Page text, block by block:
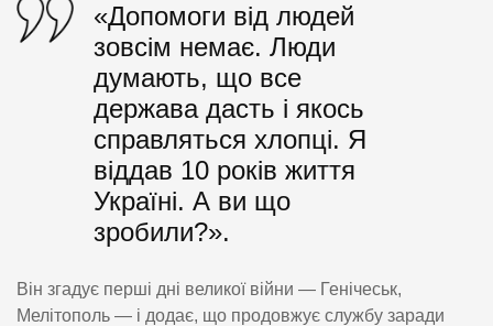
«Допомоги від людей
зовсім немає. Люди
думають, що все
держава дасть і якось
справляться хлопці. Я
віддав 10 років життя
Україні. А ви що
зробили?».
Він згадує перші дні великої війни — Генічеськ,
Мелітополь — і додає, що продовжує службу заради